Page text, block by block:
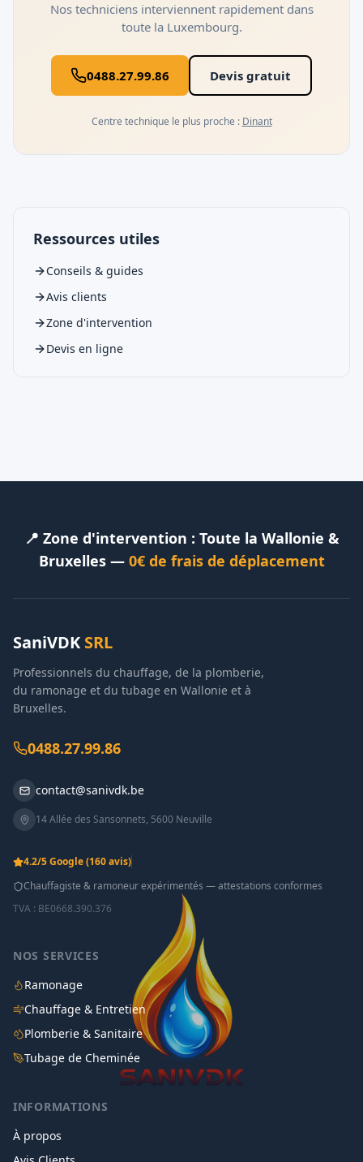
Nos techniciens interviennent rapidement dans
toute la Luxembourg.
0488.27.99.86 Devis gratuit
Centre technique le plus proche : Dinant
Ressources utiles
Conseils & guides
Avis clients
Zone d'intervention
Devis en ligne
📍 Zone d'intervention : Toute la Wallonie &
Bruxelles — 0€ de frais de déplacement
SaniVDK SRL
Professionnels du chauffage, de la plomberie,
du ramonage et du tubage en Wallonie et à
Bruxelles.
0488.27.99.86
contact@sanivdk.be
14 Allée des Sansonnets, 5600 Neuville
4.2/5 Google(160 avis)
Chauffagiste & ramoneur expérimentés — attestations conformes
TVA : BE0668.390.376
NOS SERVICES
Ramonage
Chauffage & Entretien
Plomberie & Sanitaire
Tubage de Cheminée
INFORMATIONS
À propos